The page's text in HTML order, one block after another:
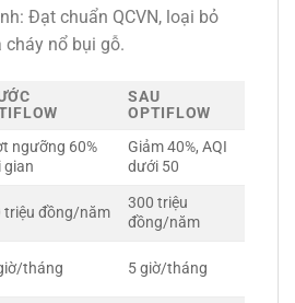
: Đạt chuẩn QCVN, loại bỏ
cháy nổ bụi gỗ.
SAU
OPTIFLOW
ngưỡng 60%
gian
Giảm 40%, AQI
dưới 50
triệu đồng/năm
300 triệu
đồng/năm
tháng 5 giờ/tháng